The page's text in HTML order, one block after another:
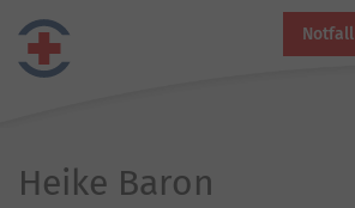
Notfall
Heike Baron